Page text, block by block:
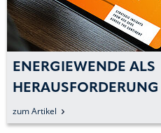
ENERGIEWENDE ALS
DEZENTRALE
MÖGLICHE
zum Artikel